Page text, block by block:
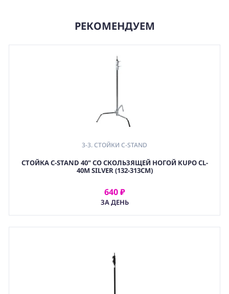
РЕКОМЕНДУЕМ
3-3. СТОЙКИ C-STAND
СТОЙКА C-STAND 40" СО СКОЛЬЗЯЩЕЙ НОГОЙ KUPO CL-
40M SILVER (132-313СМ)
640 ₽
ЗА ДЕНЬ
АРЕНДОВАТЬ